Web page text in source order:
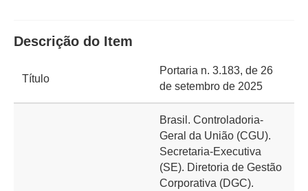
Descrição do Item
Título
Portaria n. 3.183, de 26
de setembro de 2025
Brasil. Controladoria-
Geral da União (CGU).
Secretaria-Executiva
(SE). Diretoria de Gestão
Corporativa (DGC).